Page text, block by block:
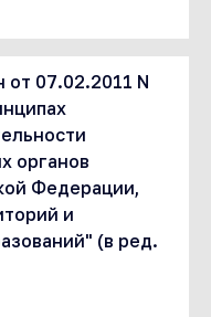
07.02.2011 N
органов
Федерации,
и
(в ред.